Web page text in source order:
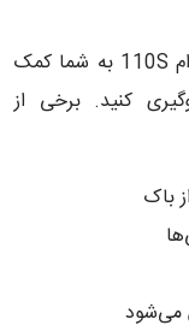
تشخیص به‌موقع خرابی پمپ بنزین ام وی ام 110S به شما کمک
کنید. برخی از
باک
می‌شود